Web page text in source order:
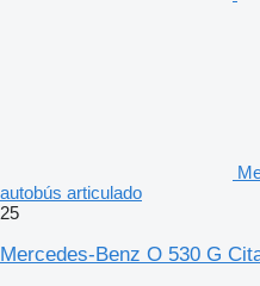
autobús articulado
25
Mercedes-Benz O 530 G